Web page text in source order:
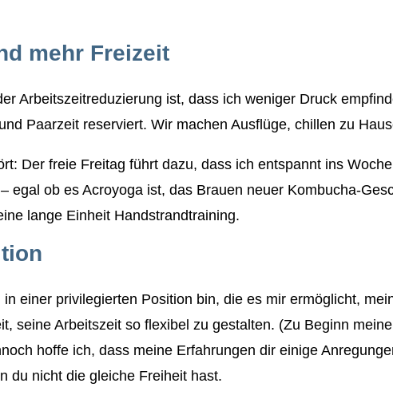
mehr Freizeit
Arbeitszeitreduzierung ist, dass ich weniger Druck
Paarzeit reserviert. Wir machen Ausflüge, chillen zu
Der freie Freitag führt dazu, dass ich entspannt ins
egal ob es Acroyoga ist, das Brauen neuer Kombucha-
lange Einheit Handstrandtraining.
einer privilegierten Position bin, die es mir ermöglicht,
seine Arbeitszeit so flexibel zu gestalten. (Zu Beginn
hoffe ich, dass meine Erfahrungen dir einige
du nicht die gleiche Freiheit hast.